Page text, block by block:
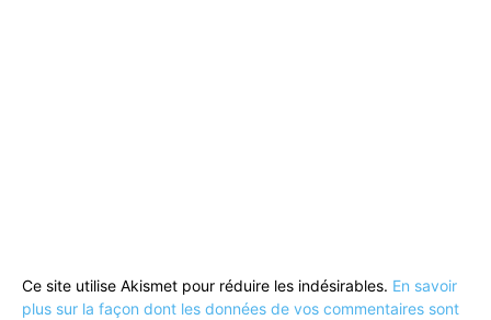
Ce site utilise Akismet pour réduire les indésirables. En savoir
plus sur la façon dont les données de vos commentaires sont